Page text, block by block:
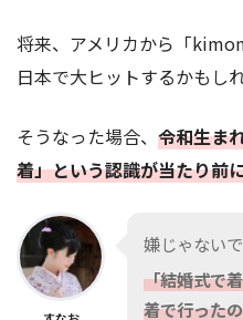
将来、アメリカから「
日本で大ヒットするかもし
そうなった場合、 令和生ま
着」という認識が当たり前
嫌じゃない
「結婚式で
着で行った